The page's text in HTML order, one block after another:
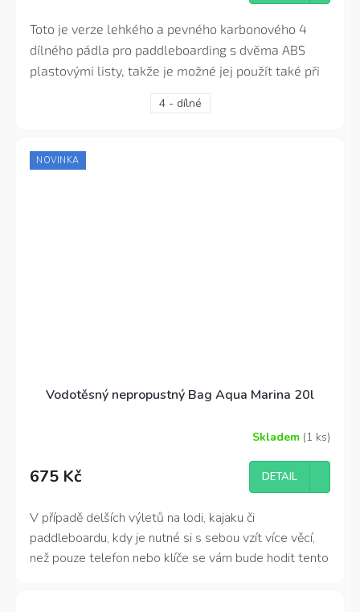
z
5
hvězdiček.
Toto je verze lehkého a pevného karbonového 4
dílného pádla pro paddleboarding s dvěma ABS
plastovými listy, takže je možné jej použít také při
jízdě v sedě jako na kajaku. Toto pádlo je ideální pro
všechny nadšené vodáky, kteří potřebují pádlo s
závodění, sjíždění vln nebo třeba cestovní
4 - dílné
NOVINKA
Vodotěsný nepropustný Bag Aqua Marina 20l
Skladem (1 ks)
675 Kč DETAIL
V případě delších výletů na lodi, kajaku či
paddleboardu, kdy je nutné si s sebou vzít více věcí,
než pouze telefon nebo klíče se vám bude hodit tento